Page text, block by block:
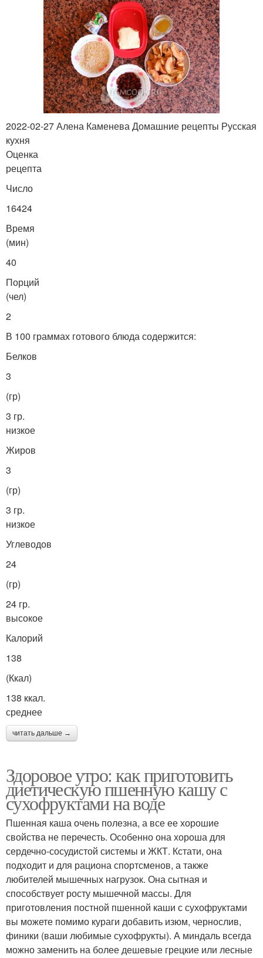
2022-02-27 Алена Каменева Домашние рецепты Русская
кухня
Оценка
рецепта
Число
16424
Время
(мин)
40
Порций
(чел)
2
В 100 граммах готового блюда содержится:
Белков
3
(гр)
3 гр.
низкое
Жиров
3
(гр)
3 гр.
низкое
Углеводов
24
(гр)
24 гр.
высокое
Калорий
138
(Ккал)
138 ккал.
среднее
читать дальше →
Здоровое утро: как приготовить
диетическую пшенную кашу с
сухофруктами на воде
Пшенная каша очень полезна, а все ее хорошие
свойства не перечесть. Особенно она хороша для
сердечно-сосудистой системы и ЖКТ. Кстати, она
подходит и для рациона спортсменов, а также
любителей мышечных нагрузок. Она сытная и
способствует росту мышечной массы. Для
приготовления постной пшенной каши с сухофруктами
вы можете помимо кураги добавить изюм, чернослив,
финики (ваши любимые сухофрукты). А миндаль всегда
можно заменить на более дешевые грецкие или лесные